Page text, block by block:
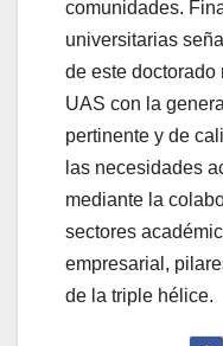
comunidades.
universitarias
de este doctorado
UAS con la
pertinente y de
las necesidades
mediante la
sectores
empresarial,
de la triple hélice.